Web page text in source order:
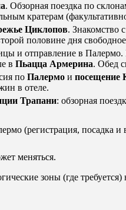
. Обзорная поездка по
кратерам
Циклопов. Знакомство
половине дня
и отправление в
в Пьацца Армерина. Обед
по Палермо и посещение
в отеле.
Трапани: обзорная
(регистрация, посадка и
меняться.
зоны (где